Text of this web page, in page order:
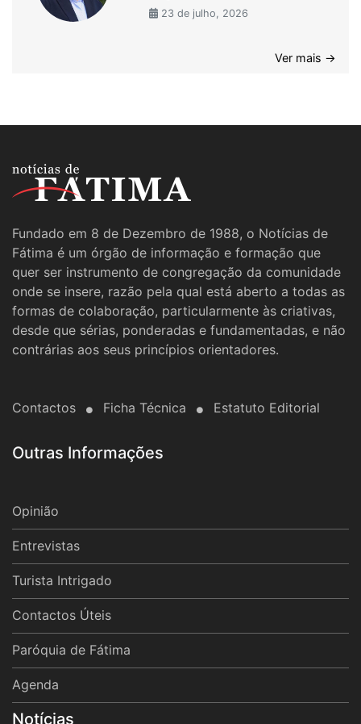
23 de julho, 2026
Ver mais →
Fundado em 8 de Dezembro de 1988, o Notícias de
Fátima é um órgão de informação e formação que
quer ser instrumento de congregação da comunidade
onde se insere, razão pela qual está aberto a todas as
formas de colaboração, particularmente às criativas,
desde que sérias, ponderadas e fundamentadas, e não
contrárias aos seus princípios orientadores.
Contactos Ficha Técnica Estatuto Editorial
Outras Informações
Opinião
Entrevistas
Turista Intrigado
Contactos Úteis
Paróquia de Fátima
Agenda
Notícias